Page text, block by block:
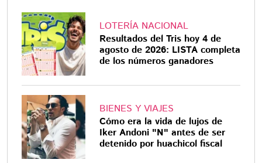
LOTERÍA NACIONAL
Resultados del Tris hoy 4 de
agosto de 2026: LISTA completa
de los números ganadores
BIENES Y VIAJES
Cómo era la vida de lujos de
Iker Andoni "N" antes de ser
detenido por huachicol fiscal